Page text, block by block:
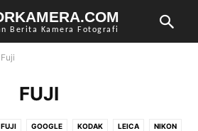
Berita Kamera Fotografi
Fuji
FUJI
FUJI GOOGLE KODAK LEICA NIKON